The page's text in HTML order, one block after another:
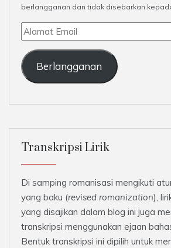
berlangganan dan tidak disebarkan
Alamat
Email
Berlangganan
Transkripsi Lirik
Di samping romanisasi mengikuti
yang baku (revised romanization),
yang disajikan dalam blog ini juga
transkripsi menggunakan ejaan
Bentuk transkripsi ini dipilih untuk